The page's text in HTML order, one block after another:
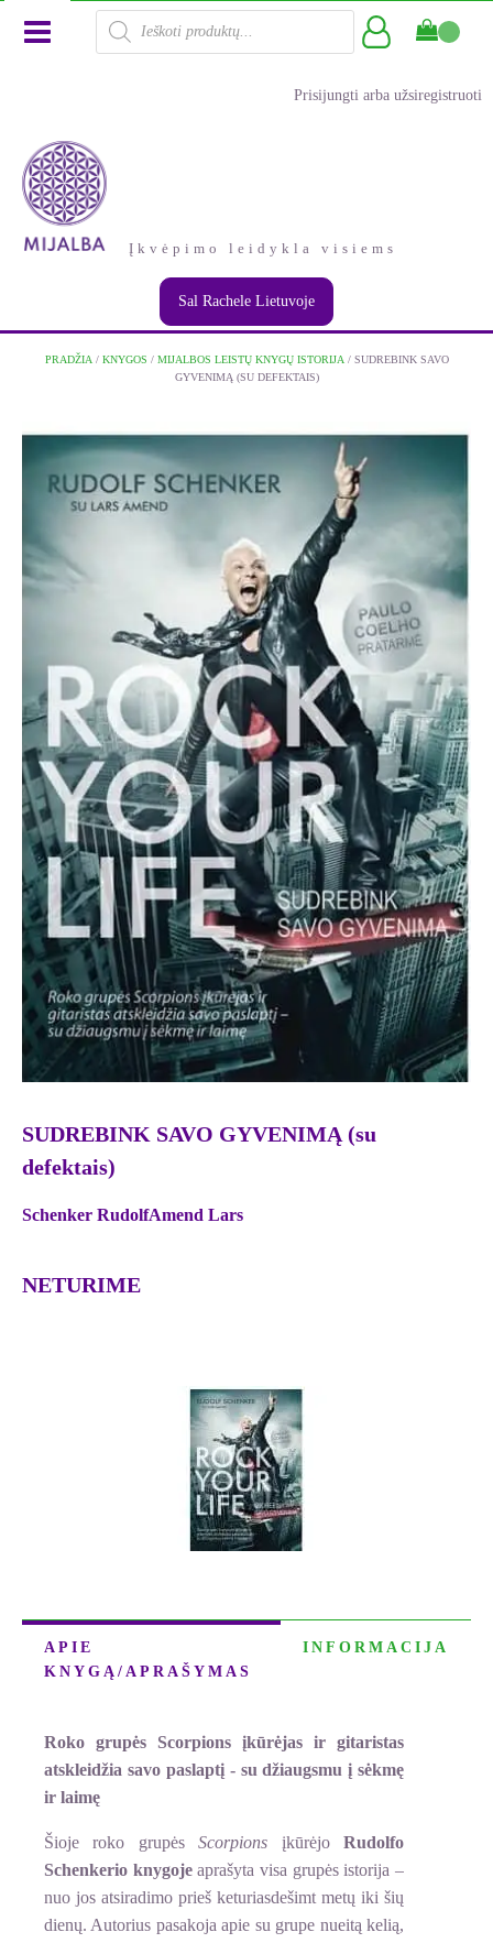
Products
search
Prisijungti arba užsiregistruoti
Įkvėpimo leidykla visiems
Sal Rachele Lietuvoje
PRADŽIA / KNYGOS / MIJALBOS LEISTŲ KNYGŲ ISTORIJA / SUDREBINK SAVO
GYVENIMĄ (SU DEFEKTAIS)
SUDREBINK SAVO GYVENIMĄ (su
defektais)
Schenker RudolfAmend Lars
NETURIME
APIE
KNYGĄ/APRAŠYMAS
INFORMACIJA
Roko grupės Scorpions įkūrėjas ir gitaristas
atskleidžia savo paslaptį - su džiaugsmu į sėkmę
ir laimę
Šioje roko grupėsScorpions įkūrėjoRudolfo
Schenkerio knygojeaprašyta visa grupės istorija –
nuo jos atsiradimo prieš keturiasdešimt metų iki šių
dienų. Autorius pasakoja apie su grupe nueitą kelią,